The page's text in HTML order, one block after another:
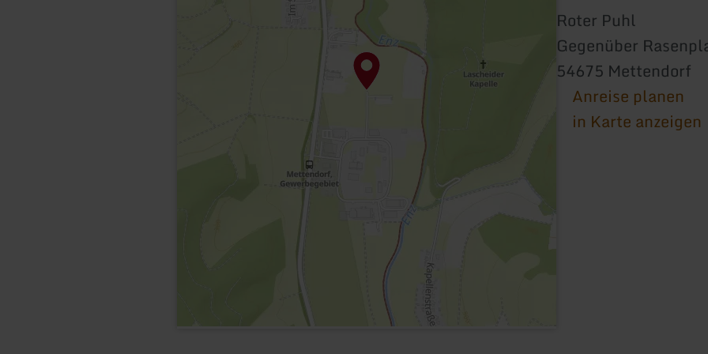
Roter Puhl
Gegenüber
54675 Mettendorf
Anreise planen
in Karte anzeigen